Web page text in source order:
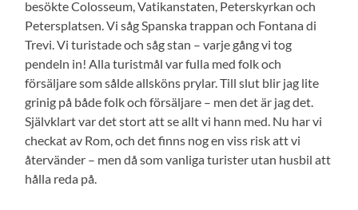
besökte Colosseum, Vatikanstaten, Peterskyrkan och
Petersplatsen. Vi såg Spanska trappan och Fontana di
Trevi. Vi turistade och såg stan – varje gång vi tog
pendeln in! Alla turistmål var fulla med folk och
försäljare som sålde allsköns prylar. Till slut blir jag lite
grinig på både folk och försäljare – men det är jag det.
Självklart var det stort att se allt vi hann med. Nu har vi
checkat av Rom, och det finns nog en viss risk att vi
återvänder – men då som vanliga turister utan husbil att
hålla reda på.